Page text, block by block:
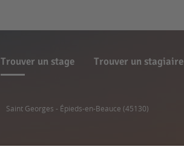
Trouver un stage Trouver un stagiaire
Saint Georges - Épieds-en-Beauce (45130)